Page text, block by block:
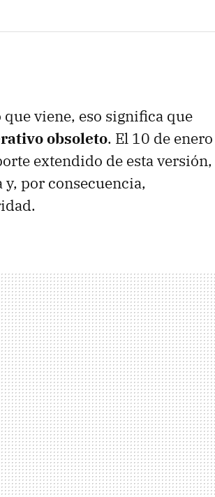
viene, eso significa que
obsoleto. El 10 de
extendido de esta versión,
por consecuencia,